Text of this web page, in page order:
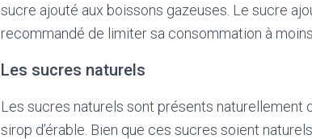
sucre ajouté aux boissons gazeuses. Le sucre
recommandé de limiter sa consommation à
Les sucres naturels
Les sucres naturels sont présents naturellement
sirop d’érable. Bien que ces sucres soient